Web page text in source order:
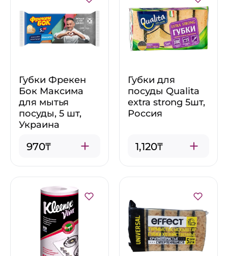
Губки Фрекен
Бок Максима
для мытья
посуды, 5 шт,
Украина
970₸
Губки для
посуды Qualita
extra strong 5шт,
Россия
1,120₸